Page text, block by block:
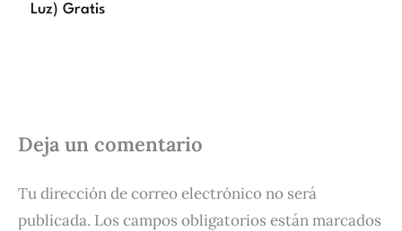
Luz) Gratis
Deja un comentario
Tu dirección de correo electrónico no será
publicada. Los campos obligatorios están marcados